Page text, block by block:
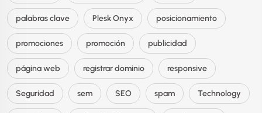
palabras clave Plesk Onyx posicionamiento
promociones promoción publicidad
página web registrar dominio responsive
Seguridad sem SEO spam Technology